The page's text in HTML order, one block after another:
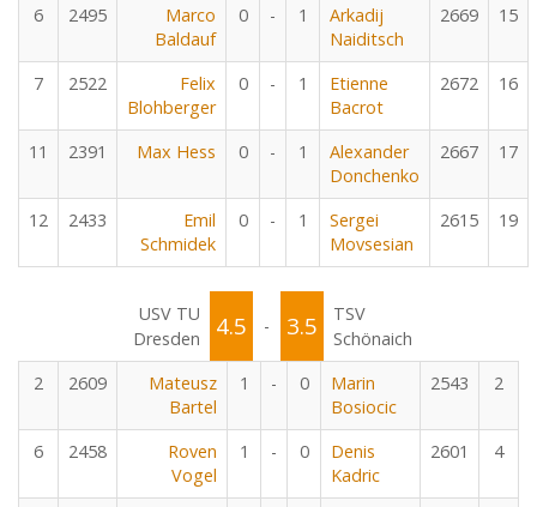
6 2495
Marco
Baldauf
0 - 1
Arkadij
Naiditsch
2669 15
7 2522
Felix
Blohberger
0 - 1
Etienne
Bacrot
2672 16
11 2391 Max Hess 0 - 1
Alexander
Donchenko
2667 17
12 2433
Emil
Schmidek
0 - 1
Sergei
Movsesian
2615 19
USV TU
Dresden
4.5 - 3.5
TSV
Schönaich
2
2609
Mateusz
Bartel
1 - 0
Marin
Bosiocic
2543 2
6 2458
Roven
Vogel
1 - 0
Denis
Kadric
2601 4